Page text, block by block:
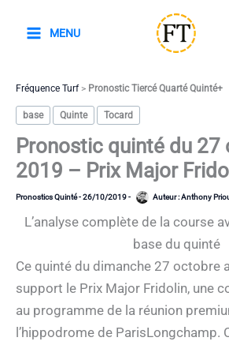
MENU
Fréquence Turf> Pronostic Tiercé Quarté Quinté+
base Quinte Tocard
Pronostic quinté du 27
2019 – Prix Major
Pronostics Quinté-26/10/2019- Auteur :Anthony
L’analyse complète de la course
base du quinté
Ce quinté du dimanche 27 octobre
support le Prix Major Fridolin, une
au programme de la réunion
l’hippodrome de ParisLongchamp.